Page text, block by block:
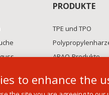
to enhance the
PRODUKTE
TPE und TPO
APAO-Produkte